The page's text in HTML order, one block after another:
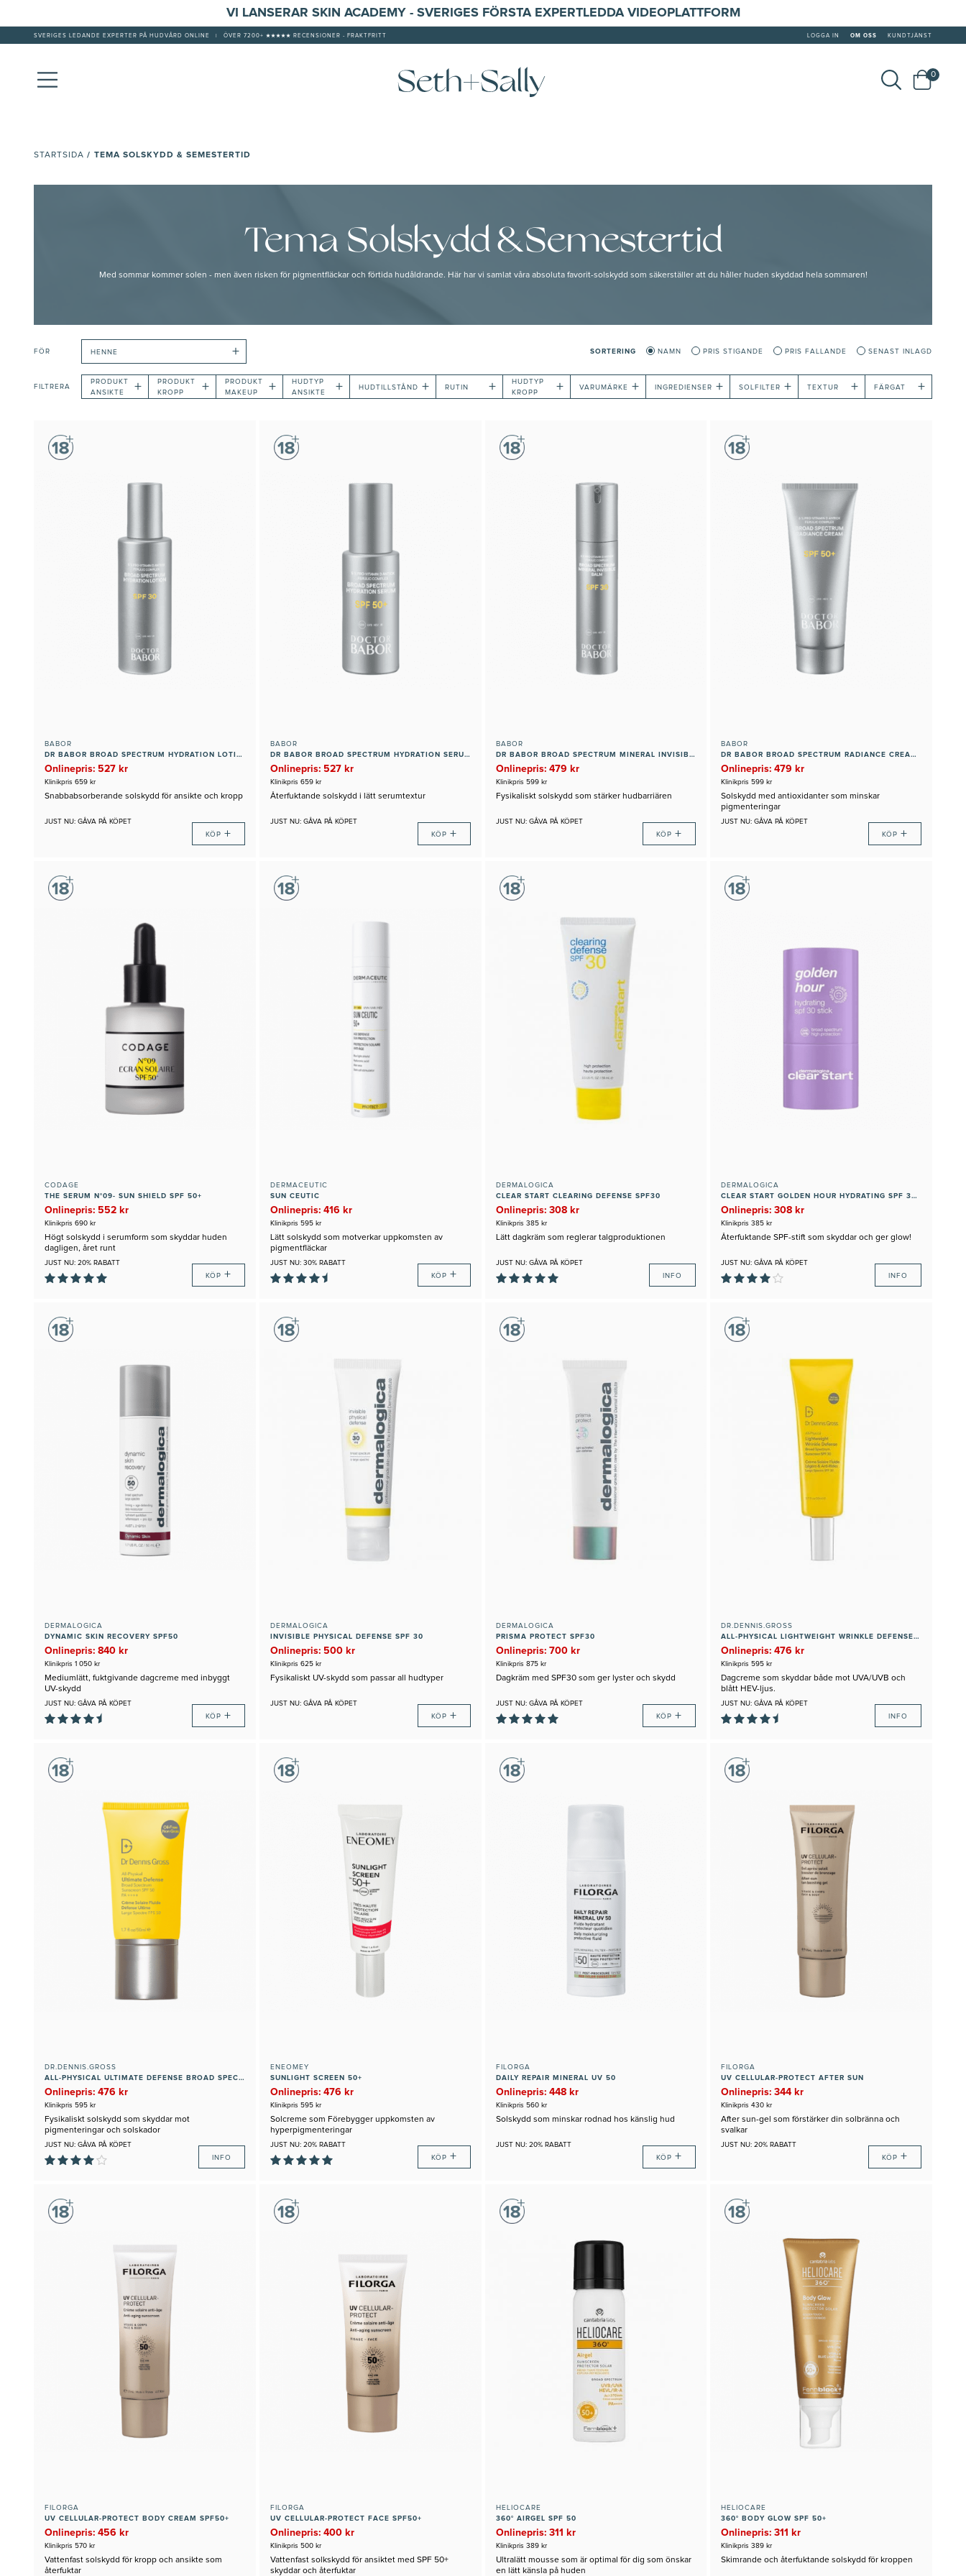
VI LANSERAR SKIN ACADEMY - SVERIGES FÖRSTA EXPERTLEDDA VIDEOPLATTFORM
SVERIGES LEDANDE EXPERTER PÅ HUDVÅRD ONLINE ÖVER 7200+ ★★★★★ RECENSIONER - FRAKTFRITT LOGGA IN OM OSS KUNDTJÄNST
0
STARTSIDA / TEMA SOLSKYDD & SEMESTERTID
Tema Solskydd & Semestertid
Med sommar kommer solen - men även risken för pigmentfläckar och förtida hudåldrande. Här har vi samlat våra absoluta favorit-solskydd som säkerställer att du håller huden skyddad hela sommaren!
FÖR HENNE + SORTERING NAMN PRIS STIGANDE PRIS FALLANDE SENAST INLAGD
FILTRERA
PRODUKT
ANSIKTE
+
PRODUKT
KROPP
+
PRODUKT
MAKEUP
+
HUDTYP
ANSIKTE
+ HUDTILLSTÅND + RUTIN +
HUDTYP
KROPP
+ VARUMÄRKE + INGREDIENSER + SOLFILTER + TEXTUR + FÄRGAT +
BABOR
DR BABOR BROAD SPECTRUM HYDRATION LOTION SPF 30
Onlinepris: 527 kr
Klinikpris 659 kr
Snabbabsorberande solskydd för ansikte och kropp
JUST NU: GÅVA PÅ KÖPET
KÖP +
BABOR
DR BABOR BROAD SPECTRUM HYDRATION SERUM SPF 50+
Onlinepris: 527 kr
Klinikpris 659 kr
Återfuktande solskydd i lätt serumtextur
JUST NU: GÅVA PÅ KÖPET
KÖP +
BABOR
DR BABOR BROAD SPECTRUM MINERAL INVISIBLE BALM SPF 30
Onlinepris: 479 kr
Klinikpris 599 kr
Fysikaliskt solskydd som stärker hudbarriären
JUST NU: GÅVA PÅ KÖPET
KÖP+
BABOR
DR BABOR BROAD SPECTRUM RADIANCE CREAM SPF 50+
Onlinepris: 479 kr
Klinikpris 599 kr
Solskydd med antioxidanter som minskar
pigmenteringar
JUST NU: GÅVA PÅ KÖPET
KÖP +
CODAGE
THE SERUM N°09- SUN SHIELD SPF 50+
Onlinepris: 552 kr
Klinikpris 690 kr
Högt solskydd i serumform som skyddar huden
dagligen, året runt
JUST NU: 20% RABATT
KÖP +
DERMACEUTIC
SUN CEUTIC
Onlinepris: 416 kr
Klinikpris 595 kr
Lätt solskydd som motverkar uppkomsten av
pigmentfläckar
JUST NU: 30% RABATT
KÖP +
DERMALOGICA
CLEAR START CLEARING DEFENSE SPF30
Onlinepris: 308 kr
Klinikpris 385 kr
Lätt dagkräm som reglerar talgproduktionen
JUST NU: GÅVA PÅ KÖPET
INFO
DERMALOGICA
CLEAR START GOLDEN HOUR HYDRATING SPF 30 STICK
Onlinepris: 308 kr
Klinikpris 385 kr
Återfuktande SPF-stift som skyddar och ger glow!
JUST NU: GÅVA PÅ KÖPET
INFO
DERMALOGICA
DYNAMIC SKIN RECOVERY SPF50
Onlinepris: 840 kr
Klinikpris 1 050 kr
Mediumlätt, fuktgivande dagcreme med inbyggt
UV-skydd
JUST NU: GÅVA PÅ KÖPET
KÖP +
DERMALOGICA
INVISIBLE PHYSICAL DEFENSE SPF 30
Onlinepris: 500 kr
Klinikpris 625 kr
Fysikaliskt UV-skydd som passar all hudtyper
JUST NU: GÅVA PÅ KÖPET
KÖP +
DERMALOGICA
PRISMA PROTECT SPF30
Onlinepris: 700 kr
Klinikpris 875 kr
Dagkräm med SPF30 som ger lyster och skydd
JUST NU: GÅVA PÅ KÖPET
KÖP+
DR.DENNIS.GROSS
ALL-PHYSICAL LIGHTWEIGHT WRINKLE DEFENSE SPF 30
Onlinepris: 476 kr
Klinikpris 595 kr
Dagcreme som skyddar både mot UVA/UVB och
blått HEV-ljus.
JUST NU: GÅVA PÅ KÖPET
INFO
DR.DENNIS.GROSS
ALL-PHYSICAL ULTIMATE DEFENSE BROAD SPECTRUM SUNSCREEN SPF 50
Onlinepris: 476 kr
Klinikpris 595 kr
Fysikaliskt solskydd som skyddar mot
pigmenteringar och solskador
JUST NU: GÅVA PÅ KÖPET
INFO
ENEOMEY
SUNLIGHT SCREEN 50+
Onlinepris: 476 kr
Klinikpris 595 kr
Solcreme som Förebygger uppkomsten av
hyperpigmenteringar
JUST NU: 20% RABATT
KÖP +
FILORGA
DAILY REPAIR MINERAL UV 50
Onlinepris: 448 kr
Klinikpris 560 kr
Solskydd som minskar rodnad hos känslig hud
JUST NU: 20% RABATT
KÖP+
FILORGA
UV CELLULAR-PROTECT AFTER SUN
Onlinepris: 344 kr
Klinikpris 430 kr
After sun-gel som förstärker din solbränna och
svalkar
JUST NU: 20% RABATT
KÖP +
FILORGA
UV CELLULAR-PROTECT BODY CREAM SPF50+
Onlinepris: 456 kr
Klinikpris 570 kr
Vattenfast solskydd för kropp och ansikte som
återfuktar
FILORGA
UV CELLULAR-PROTECT FACE SPF50+
Onlinepris: 400 kr
Klinikpris 500 kr
Vattenfast solkskydd för ansiktet med SPF 50+
skyddar och återfuktar
HELIOCARE
360° AIRGEL SPF 50
Onlinepris: 311 kr
Klinikpris 389 kr
Ultralätt mousse som är optimal för dig som önskar
en lätt känsla på huden
HELIOCARE
360° BODY GLOW SPF 50+
Onlinepris: 311 kr
Klinikpris 389 kr
Skimrande och återfuktande solskydd för kroppen